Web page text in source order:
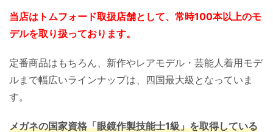
当店はトムフォード取扱店舗として、常時100本以上のモ
デルを取り扱っております。
定番商品はもちろん、新作やレアモデル・芸能人着用モデ
ルまで幅広いラインナップは、四国最大級となっていま
す。
メガネの国家資格「眼鏡作製技能士1級」を取得している